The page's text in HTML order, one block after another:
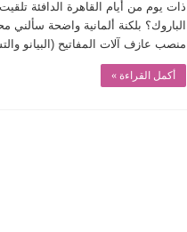
ذات يوم من أيام القاهرة الدافئة
الباروك؟ بلكنة ألمانية واضحة
منصب عازف آلات المفاتيح (البيانو
أكمل القراءة »